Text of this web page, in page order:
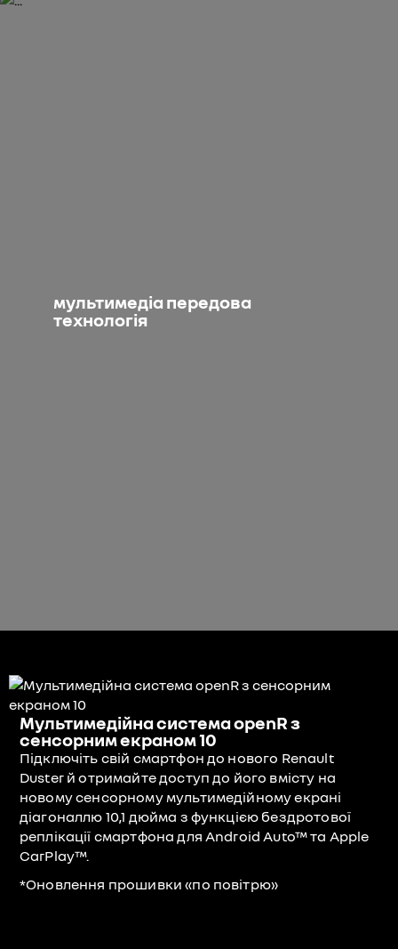
мультимедіа передова
технологія
Мультимедійна система openR з
сенсорним екраном 10
Підключіть свій смартфон до нового Renault
Duster й отримайте доступ до його вмісту на
новому сенсорному мультимедійному екрані
діагоналлю 10,1 дюйма з функцією бездротової
реплікації смартфона для Android Auto™ та Apple
CarPlay™.
*Оновлення прошивки «по повітрю»